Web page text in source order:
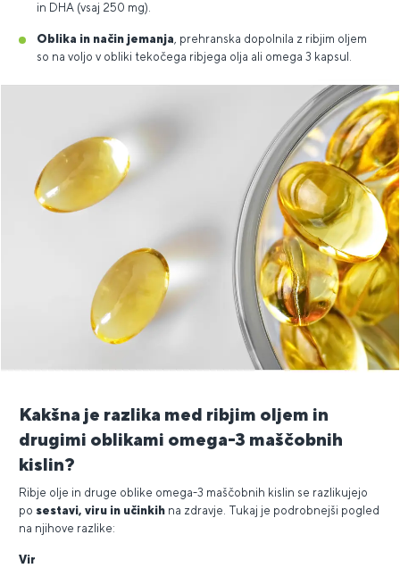
in DHA (vsaj 250 mg).
Oblika in način jemanja, prehranska dopolnila z ribjim oljem
so na voljo v obliki tekočega ribjega olja ali omega 3 kapsul.
Kakšna je razlika med ribjim oljem in
drugimi oblikami omega-3 maščobnih
kislin?
Ribje olje in druge oblike omega-3 maščobnih kislin se razlikujejo
po sestavi, viru in učinkih na zdravje. Tukaj je podrobnejši pogled
na njihove razlike:
Vir